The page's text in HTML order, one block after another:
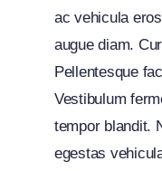
ac vehicula
augue diam.
Pellentesque
Vestibulum
tempor blandit.
egestas